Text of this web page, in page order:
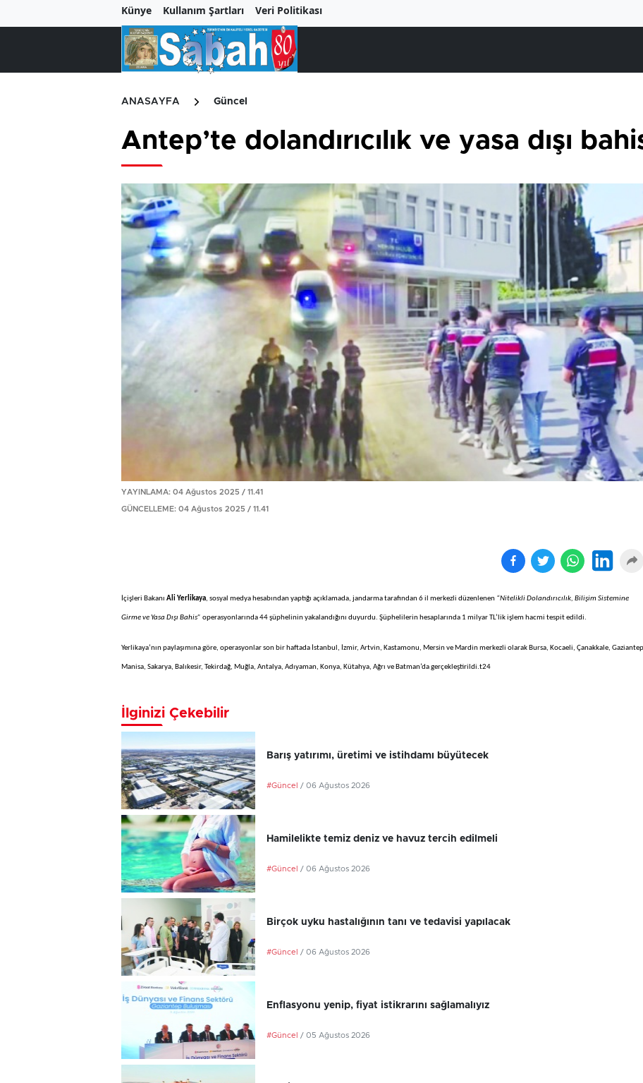
Künye Kullanım Şartları Veri Politikası
ANASAYFA Güncel
Antep’te dolandırıcılık ve yasa dışı
YAYINLAMA: 04 Ağustos 2025 / 11.41
GÜNCELLEME: 04 Ağustos 2025 / 11.41
İçişleri Bakanı Ali Yerlikaya, sosyal medya hesabından yaptığı açıklamada, jandarma tarafından 6 il merkezli düzenlenen “Nitelikli Dolandırıcılık, Bilişim Sistemine
Girme ve Yasa Dışı Bahis” operasyonlarında 44 şüphelinin yakalandığını duyurdu. Şüphelilerin hesaplarında 1 milyar TL’lik işlem hacmi tespit edildi.
Yerlikaya’nın paylaşımına göre, operasyonlar son bir haftada İstanbul, İzmir, Artvin, Kastamonu, Mersin ve Mardin merkezli olarak Bursa, Kocaeli, Çanakkale,
Manisa, Sakarya, Balıkesir, Tekirdağ, Muğla, Antalya, Adıyaman, Konya, Kütahya, Ağrı ve Batman’da gerçekleştirildi.t24
İlginizi Çekebilir
Barış yatırımı, üretimi ve istihdamı büyütecek
#Güncel / 06 Ağustos 2026
Hamilelikte temiz deniz ve havuz tercih edilmeli
#Güncel / 06 Ağustos 2026
Birçok uyku hastalığının tanı ve tedavisi yapılacak
#Güncel / 06 Ağustos 2026
Enflasyonu yenip, fiyat istikrarını sağlamalıyız
#Güncel / 05 Ağustos 2026
Birçok uyku hastalığının
tan...
En ucuz sigara 120 TL, en
pa...